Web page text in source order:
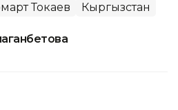
Токаев Кыргызстан